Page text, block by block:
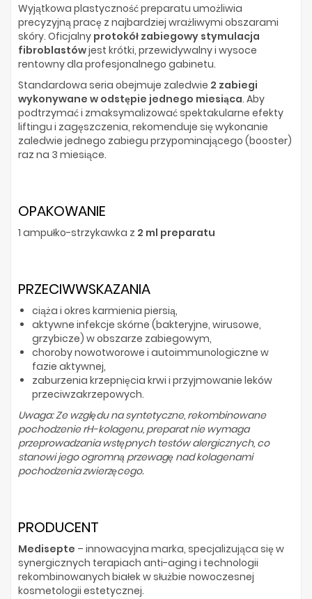
Wyjątkowa plastyczność preparatu umożliwia
precyzyjną pracę z najbardziej wrażliwymi obszarami
skóry. Oficjalny protokół zabiegowy stymulacja
fibroblastówjest krótki, przewidywalny i wysoce
rentowny dla profesjonalnego gabinetu.
Standardowa seria obejmuje zaledwie 2 zabiegi
wykonywane w odstępie jednego miesiąca. Aby
podtrzymać i zmaksymalizować spektakularne efekty
liftingu i zagęszczenia, rekomenduje się wykonanie
zaledwie jednego zabiegu przypominającego (booster)
raz na 3 miesiące.
OPAKOWANIE
1 ampułko-strzykawka z 2 ml preparatu
PRZECIWWSKAZANIA
ciąża i okres karmienia piersią,
aktywne infekcje skórne (bakteryjne, wirusowe,
grzybicze) w obszarze zabiegowym,
choroby nowotworowe i autoimmunologiczne w
fazie aktywnej,
zaburzenia krzepnięcia krwi i przyjmowanie leków
przeciwzakrzepowych.
Uwaga: Ze względu na syntetyczne, rekombinowane
pochodzenie rH-kolagenu, preparat nie wymaga
przeprowadzania wstępnych testów alergicznych, co
stanowi jego ogromną przewagę nad kolagenami
pochodzenia zwierzęcego.
PRODUCENT
Medisepte – innowacyjna marka, specjalizująca się w
synergicznych terapiach anti-aging i technologii
rekombinowanych białek w służbie nowoczesnej
kosmetologii estetycznej.